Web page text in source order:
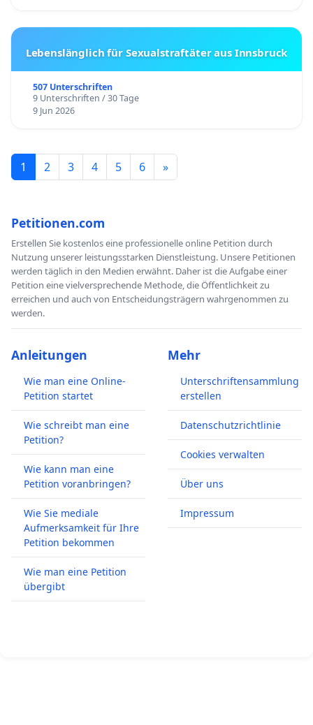
Lebenslänglich für Sexualstraftäter aus Innsbruck
507 Unterschriften
9 Unterschriften / 30 Tage
9 Jun 2026
1 2 3 4 5 6 »
Petitionen.com
Erstellen Sie kostenlos eine professionelle online Petition durch
Nutzung unserer leistungsstarken Dienstleistung. Unsere Petitionen
werden täglich in den Medien erwähnt. Daher ist die Aufgabe einer
Petition eine vielversprechende Methode, die Öffentlichkeit zu
erreichen und auch von Entscheidungsträgern wahrgenommen zu
werden.
Anleitungen
Wie man eine Online-
Petition startet
Wie schreibt man eine
Petition?
Wie kann man eine
Petition voranbringen?
Wie Sie mediale
Aufmerksamkeit für Ihre
Petition bekommen
Wie man eine Petition
übergibt
Mehr
Unterschriftensammlung
erstellen
Datenschutzrichtlinie
Cookies verwalten
Über uns
Impressum